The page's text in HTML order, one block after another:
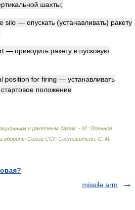
шахты;
silo — опускать (устанавливать) ракету
— приводить ракету в пусковую
position for firing — устанавливать
положение
и ракетным базам. - М.: Военное
обороны Союза ССР. Составители: С. М.
missile arm